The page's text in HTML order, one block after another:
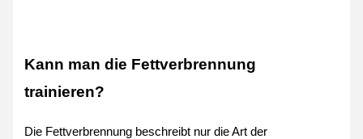
Kann man die Fettverbrennung
trainieren?
Die Fettverbrennung beschreibt nur die Art der